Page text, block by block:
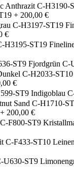
+ 200,00 €
€
Fjordgrün C-
€
Indigoblau
+ 200,00 €